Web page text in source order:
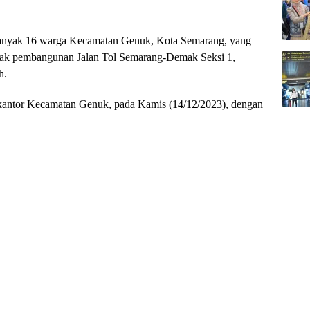
16 warga Kecamatan Genuk, Kota Semarang, yang
pembangunan Jalan Tol Semarang-Demak Seksi 1,
Kecamatan Genuk, pada Kamis (14/12/2023), dengan